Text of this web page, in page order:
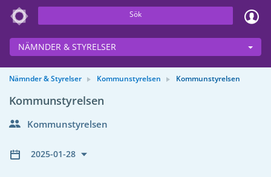
Sök
NÄMNDER & STYRELSER
Nämnder & Styrelser Kommunstyrelsen Kommunstyrelsen
Kommunstyrelsen
Kommunstyrelsen
2025-01-28